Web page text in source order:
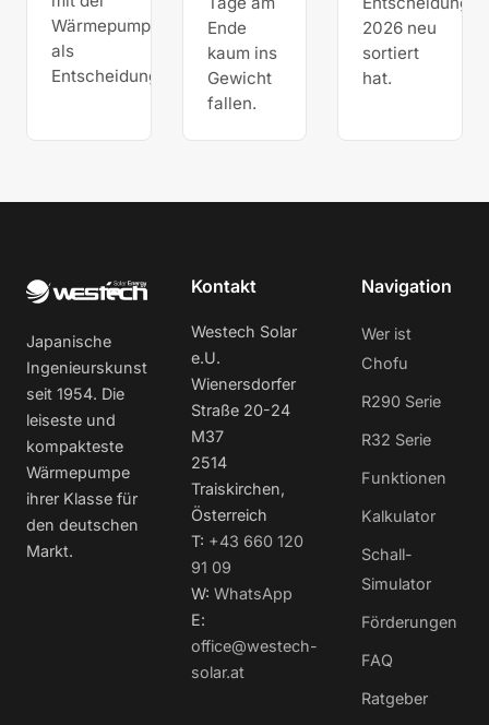
Wärmepumpe
als
Entscheidungshilfe.
Ende
kaum ins
Gewicht
fallen.
2026 neu
sortiert
hat.
Japanische
Ingenieurskunst
seit 1954. Die
leiseste und
kompakteste
Wärmepumpe
ihrer Klasse für
den deutschen
Markt.
Kontakt
Westech Solar
e.U.
Wienersdorfer
Straße 20-24
M37
2514
Traiskirchen,
Österreich
T: +43 660 120
91 09
W: WhatsApp
E:
office@westech-
solar.at
Navigation
Wer ist
Chofu
R290 Serie
R32 Serie
Funktionen
Kalkulator
Schall-
Simulator
Förderungen
FAQ
Ratgeber